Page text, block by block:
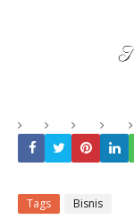
Tags Bisnis